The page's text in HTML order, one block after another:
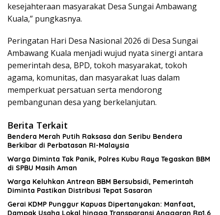
kesejahteraan masyarakat Desa Sungai Ambawang
Kuala,” pungkasnya.
Peringatan Hari Desa Nasional 2026 di Desa Sungai
Ambawang Kuala menjadi wujud nyata sinergi antara
pemerintah desa, BPD, tokoh masyarakat, tokoh
agama, komunitas, dan masyarakat luas dalam
memperkuat persatuan serta mendorong
pembangunan desa yang berkelanjutan.
Berita Terkait
Bendera Merah Putih Raksasa dan Seribu Bendera
Berkibar di Perbatasan RI-Malaysia
Warga Diminta Tak Panik, Polres Kubu Raya Tegaskan BBM
di SPBU Masih Aman
Warga Keluhkan Antrean BBM Bersubsidi, Pemerintah
Diminta Pastikan Distribusi Tepat Sasaran
Gerai KDMP Punggur Kapuas Dipertanyakan: Manfaat,
Dampak Usaha Lokal hingga Transparansi Anggaran Rp1,6